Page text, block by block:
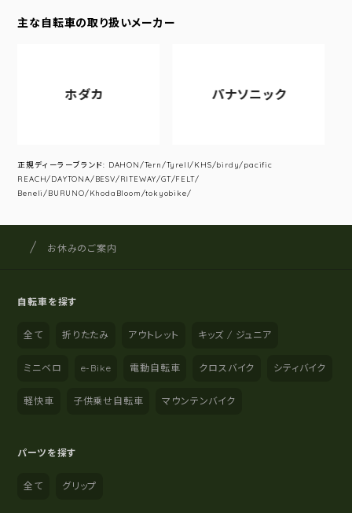
主な自転車の取り扱いメーカー
ホダカ パナソニック
正規ディーラーブランド: DAHON/Tern/Tyrell/KHS/birdy/pacific
REACH/DAYTONA/BESV/RITEWAY/GT/FELT/
Beneli/BURUNO/KhodaBloom/tokyobike/
サイト内の現在地
サイクルショップナカゴヤ
お休みのご案内
自転車を探す
全て 折りたたみ アウトレット キッズ / ジュニア
ミニベロ e-Bike 電動自転車 クロスバイク シティバイク
軽快車 子供乗せ自転車 マウンテンバイク
パーツを探す
全て グリップ